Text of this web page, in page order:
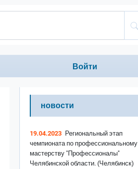
Anonumous menu
Войти
новости
19.04.2023 Региональный этап
чемпионата по профессиональному
мастерству "Профессионалы"
Челябинской области. (Челябинск)